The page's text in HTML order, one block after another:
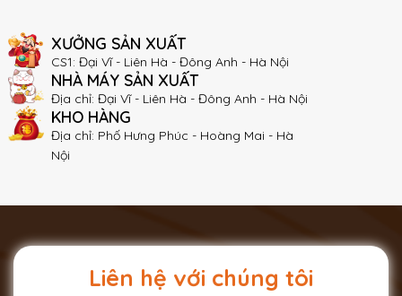
XƯỞNG SẢN XUẤT
CS1: Đại Vĩ - Liên Hà - Đông Anh - Hà Nội
NHÀ MÁY SẢN XUẤT
Địa chỉ: Đại Vĩ - Liên Hà - Đông Anh - Hà Nội
KHO HÀNG
Địa chỉ: Phố Hưng Phúc - Hoàng Mai - Hà
Nội
Liên hệ với chúng tôi